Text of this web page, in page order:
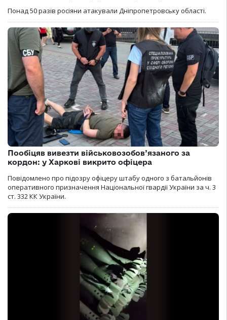
Понад 50 разів росіяни атакували Дніпропетровську області.
Пообіцяв вивезти військовозобов’язаного за
кордон: у Харкові викрито офіцера
Повідомлено про підозру офіцеру штабу одного з батальйонів
оперативного призначення Національної гвардії України за ч. 3
ст. 332 КК України.